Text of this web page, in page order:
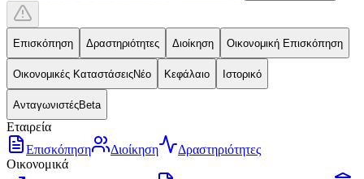
Επισκόπηση Δραστηριότητες Διοίκηση Οικονομική Επισκόπηση
Οικονομικές ΚαταστάσειςΝέο Κεφάλαιο Ιστορικό
ΑνταγωνιστέςBeta
Εταιρεία
Επισκόπηση
Διοίκηση
Δραστηριότητες
Οικονομικά